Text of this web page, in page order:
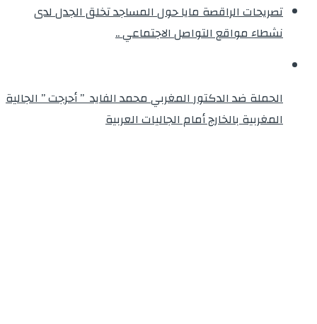
تصريحات الراقصة مايا حول المساجد تخلق الجدل لدى
نشطاء مواقع التواصل الاجتماعي ..
الحملة ضد الدكتور المغربي محمد الفايد ” أحرجت ” الجالية
المغربية بالخارج أمام الجاليات العربية